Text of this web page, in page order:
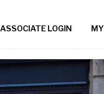
ASSOCIATE LOGIN